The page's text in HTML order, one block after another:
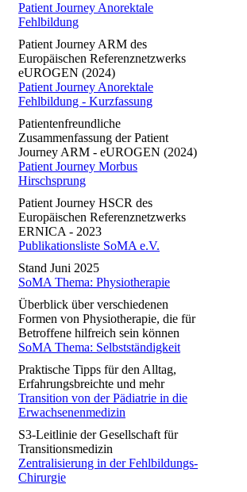
Patient Journey Anorektale
Fehlbildung
Patient Journey ARM des
Europäischen Referenznetzwerks
eUROGEN (2024)
Patient Journey Anorektale
Fehlbildung - Kurzfassung
Patientenfreundliche
Zusammenfassung der Patient
Journey ARM - eUROGEN (2024)
Patient Journey Morbus
Hirschsprung
Patient Journey HSCR des
Europäischen Referenznetzwerks
ERNICA - 2023
Publikationsliste SoMA e.V.
Stand Juni 2025
SoMA Thema: Physiotherapie
Überblick über verschiedenen
Formen von Physiotherapie, die für
Betroffene hilfreich sein können
SoMA Thema: Selbstständigkeit
Praktische Tipps für den Alltag,
Erfahrungsbreichte und mehr
Transition von der Pädiatrie in die
Erwachsenenmedizin
S3-Leitlinie der Gesellschaft für
Transitionsmedizin
Zentralisierung in der Fehlbildungs-
Chirurgie